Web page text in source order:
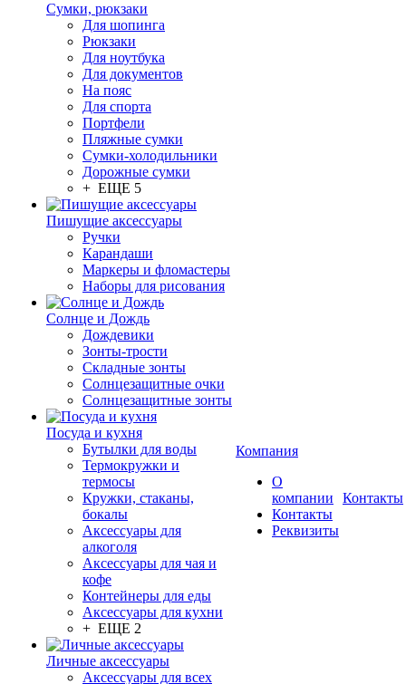
Сумки, рюкзаки
Для шопинга
Рюкзаки
Для ноутбука
Для документов
На пояс
Для спорта
Портфели
Пляжные сумки
Сумки-холодильники
Дорожные сумки
+ ЕЩЕ 5
Пишущие аксессуары
Ручки
Карандаши
Маркеры и фломастеры
Наборы для рисования
Солнце и Дождь
Дождевики
Зонты-трости
Складные зонты
Солнцезащитные очки
Солнцезащитные зонты
Посуда и кухня
Бутылки для воды
Термокружки и
термосы
Кружки, стаканы,
бокалы
Аксессуары для
алкоголя
Аксессуары для чая и
кофе
Контейнеры для еды
Аксессуары для кухни
+ ЕЩЕ 2
Личные аксессуары
Аксессуары для всех
Компания
О
компании
Контакты
Реквизиты
Контакты